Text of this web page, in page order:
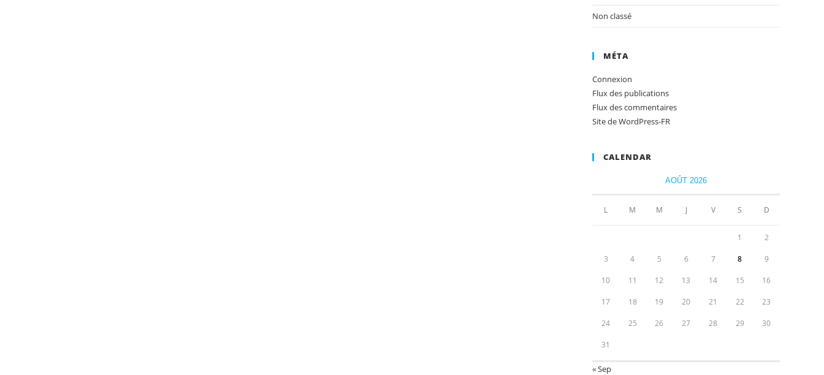
Non classé
MÉTA
Connexion
Flux des publications
Flux des commentaires
Site de WordPress-FR
CALENDAR
AOÛT 2026
L M M J V S D
1 2
3 4 5 6 7 8 9
10 11 12 13 14 15 16
17 18 19 20 21 22 23
24 25 26 27 28 29 30
31
« Sep